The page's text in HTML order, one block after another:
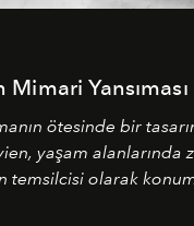
Mimari Yansıması
ötesinde bir
yaşam alanlarında
temsilcisi olarak